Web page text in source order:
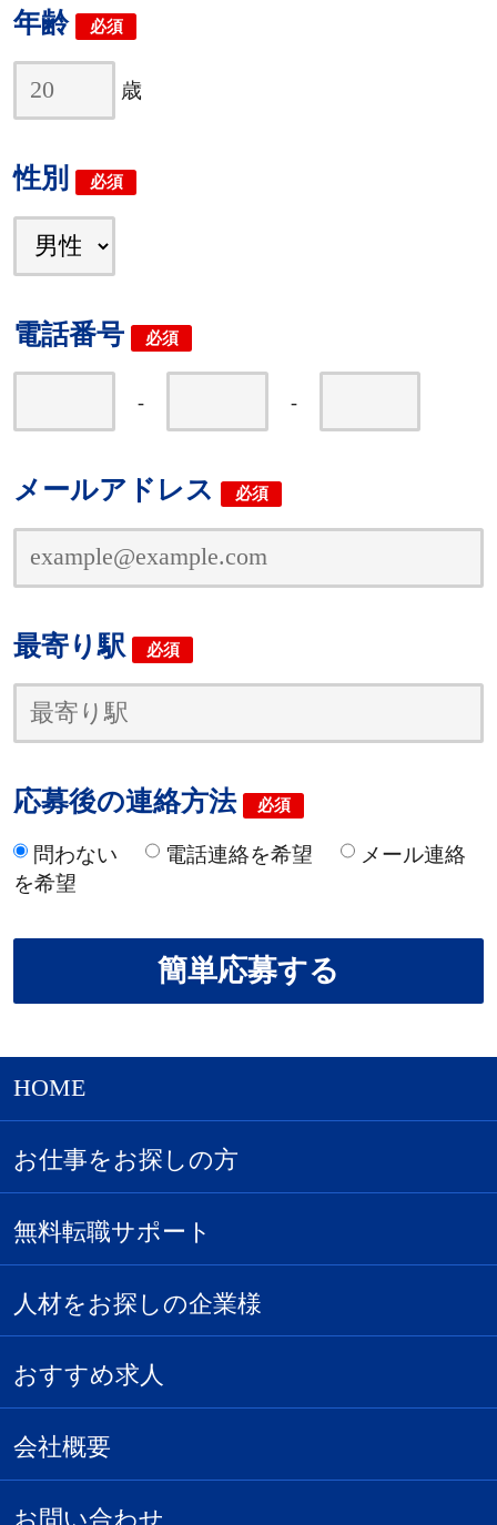
年齢 必須
歳
性別 必須
電話番号 必須
- -
メールアドレス 必須
最寄り駅 必須
応募後の連絡方法 必須
問わない 電話連絡を希望
メール連絡
を希望
HOME
お仕事をお探しの方
無料転職サポート
人材をお探しの企業様
おすすめ求人
会社概要
お問い合わせ